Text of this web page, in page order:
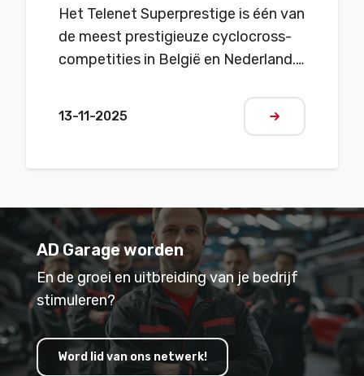
Het Telenet Superprestige is één van
de meest prestigieuze cyclocross-
competities in België en Nederland.
renners samen voor spannende
deze competitie is AD Garage trots
wielerklassieker.
13-11-2025
Meer
AD Garage worden
En de groei en uitbreiding van je bedrijf
stimuleren?
Word lid van ons netwerk!